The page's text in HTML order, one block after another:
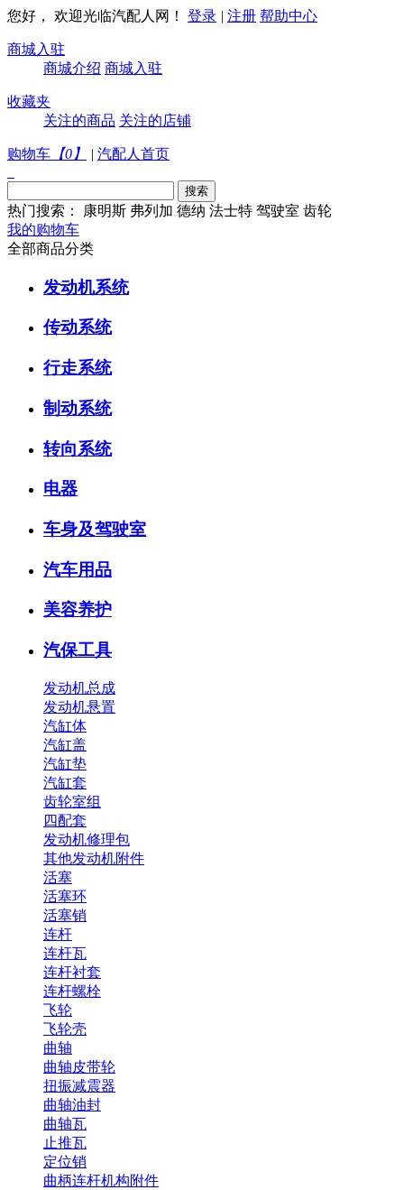
您好， 欢迎光临汽配人网！ 登录 | 注册 帮助中心
商城入驻
商城介绍 商城入驻
收藏夹
关注的商品 关注的店铺
购物车 【0 】 | 汽配人首页
热门搜索： 康明斯 弗列加 德纳 法士特 驾驶室 齿轮
我的购物车
全部商品分类
发动机系统
传动系统
行走系统
制动系统
转向系统
电器
车身及驾驶室
汽车用品
美容养护
汽保工具
发动机总成
发动机悬置
汽缸体
汽缸盖
汽缸垫
汽缸套
齿轮室组
四配套
发动机修理包
其他发动机附件
活塞
活塞环
活塞销
连杆
连杆瓦
连杆衬套
连杆螺栓
飞轮
飞轮壳
曲轴
曲轴皮带轮
扭振减震器
曲轴油封
曲轴瓦
止推瓦
定位销
曲柄连杆机构附件